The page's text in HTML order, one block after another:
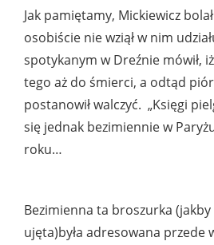
Jak pamiętamy, Mickiewicz
osobiście nie wziął w nim
spotykanym w Dreźnie mówił,
tego aż do śmierci, a odtąd
postanowił walczyć. „Księgi
się jednak bezimiennie w
roku…
Bezimienna ta broszurka
ujęta)była adresowana przede